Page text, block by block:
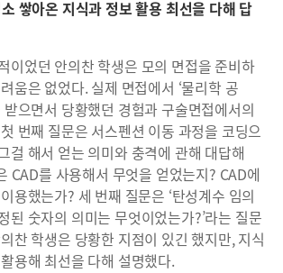
쌓아온 지식과 정보 활용 최선을 다해 답
이었던 안의찬 학생은 모의 면접을 준비하
움은 없었다. 실제 면접에서 ‘물리학 공
받으면서 당황했던 경험과 구술면접에서의
번째 질문은 서스펜션 이동 과정을 코딩으
걸 해서 얻는 의미와 충격에 관해 대답해
CAD를 사용해서 무엇을 얻었는지? CAD에
용했는가? 세 번째 질문은 ‘탄성계수 임의
된 숫자의 의미는 무엇이었는가?’라는 질문
찬 학생은 당황한 지점이 있긴 했지만, 지식
용해 최선을 다해 설명했다.